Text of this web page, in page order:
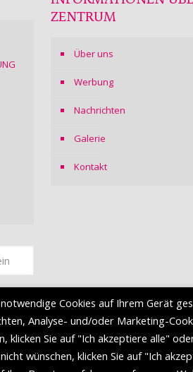
zu
ZENTRUM
Über uns
Werbung
Nachrichten
Galerie
Kontakt
Cookies auf Ihrem Gerät
Analyse- und/oder Marketing-
klicken Sie auf "Ich akzeptiere alle"
wünschen, klicken Sie auf "Ich